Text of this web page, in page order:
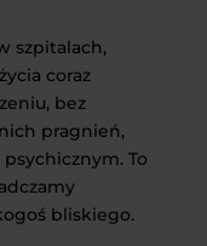
szpitalach,
coraz
bez
pragnień,
To
bliskiego.